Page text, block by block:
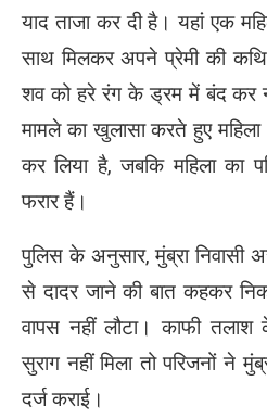
याद ताजा कर दी है। यहां एक
साथ मिलकर अपने प्रेमी की
शव को हरे रंग के ड्रम में बंद कर
मामले का खुलासा करते हुए
कर लिया है, जबकि महिला का
फरार हैं।
पुलिस के अनुसार, मुंब्रा
से दादर जाने की बात कहकर
वापस नहीं लौटा। काफी
सुराग नहीं मिला तो परिजनों ने
दर्ज कराई।